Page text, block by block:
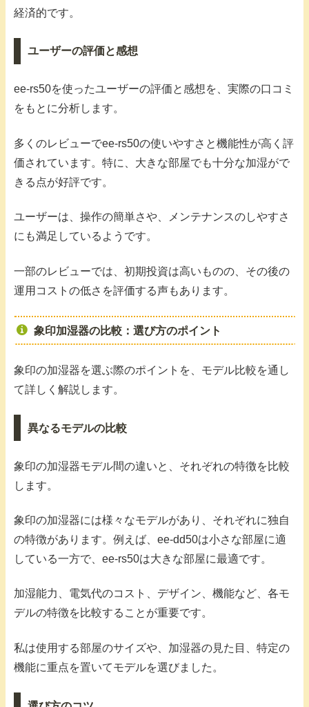
経済的です。
ユーザーの評価と感想
ee-rs50を使ったユーザーの評価と感想を、実際の口コミ
をもとに分析します。
多くのレビューでee-rs50の使いやすさと機能性が高く評
価されています。特に、大きな部屋でも十分な加湿がで
きる点が好評です。
ユーザーは、操作の簡単さや、メンテナンスのしやすさ
にも満足しているようです。
一部のレビューでは、初期投資は高いものの、その後の
運用コストの低さを評価する声もあります。
象印加湿器の比較：選び方のポイント
象印の加湿器を選ぶ際のポイントを、モデル比較を通し
て詳しく解説します。
異なるモデルの比較
象印の加湿器モデル間の違いと、それぞれの特徴を比較
します。
象印の加湿器には様々なモデルがあり、それぞれに独自
の特徴があります。例えば、ee-dd50は小さな部屋に適
している一方で、ee-rs50は大きな部屋に最適です。
加湿能力、電気代のコスト、デザイン、機能など、各モ
デルの特徴を比較することが重要です。
私は使用する部屋のサイズや、加湿器の見た目、特定の
機能に重点を置いてモデルを選びました。